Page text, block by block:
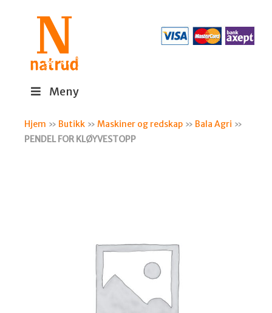
Meny
Hjem » Butikk »Maskiner og redskap » Bala Agri »
PENDEL FOR KLØYVESTOPP